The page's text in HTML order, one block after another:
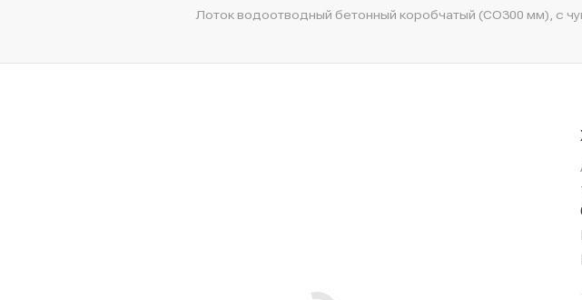
Лоток водоотводный бетонный коробчатый (СО300 мм), с